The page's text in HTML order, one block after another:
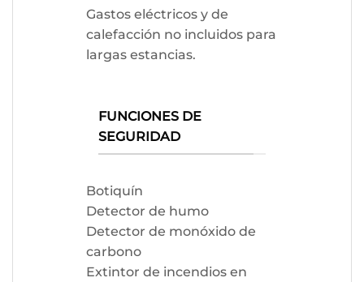
Gastos eléctricos y de
calefacción no incluidos para
largas estancias.
FUNCIONES DE
SEGURIDAD
Botiquín
Detector de humo
Detector de monóxido de
carbono
Extintor de incendios en